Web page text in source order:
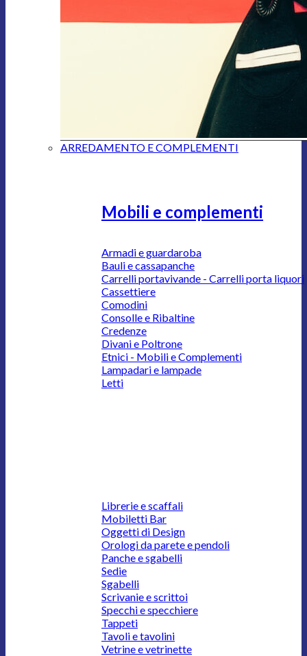
ARREDAMENTO E COMPLEMENTI
Mobili e complementi
Armadi e guardaroba
Bauli e cassapanche
Carrelli portavivande - Carrelli porta liquori
Cassettiere
Comodini
Consolle e Ribaltine
Credenze
Divani e Poltrone
Etnici - Mobili e Complementi
Lampadari e lampade
Letti
Librerie e scaffali
Mobiletti Bar
Oggetti di Design
Orologi da parete e pendoli
Panche e sgabelli
Sedie
Sgabelli
Scrivanie e scrittoi
Specchi e specchiere
Tappeti
Tavoli e tavolini
Vetrine e vetrinette